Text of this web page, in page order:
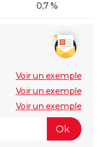
0,7 %
Voir un exemple
Voir un exemple
Voir un exemple